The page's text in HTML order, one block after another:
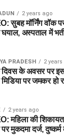
2 years ago
सुबह मॉर्निंग वॉक
अस्पताल में
PRADESH 2 years
दिवस के अवसर पर इस
पर जमकर हो
2 years ago
महिला की
पर मुकदमा दर्ज,